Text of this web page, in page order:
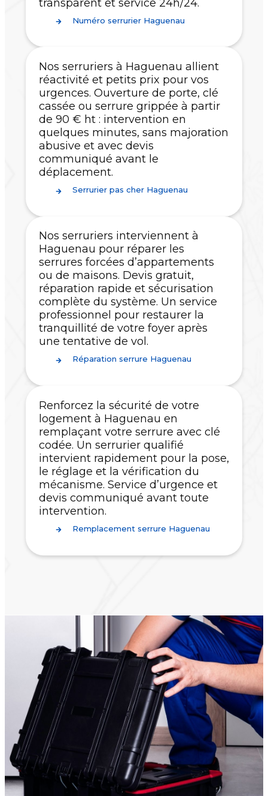
transparent et service 24h/24.
Numéro serrurier Haguenau
Nos serruriers à Haguenau allient
réactivité et petits prix pour vos
urgences. Ouverture de porte, clé
cassée ou serrure grippée à partir
de 90 € ht : intervention en
quelques minutes, sans majoration
abusive et avec devis
communiqué avant le
déplacement.
Serrurier pas cher Haguenau
Nos serruriers interviennent à
Haguenau pour réparer les
serrures forcées d’appartements
ou de maisons. Devis gratuit,
réparation rapide et sécurisation
complète du système. Un service
professionnel pour restaurer la
tranquillité de votre foyer après
une tentative de vol.
Réparation serrure Haguenau
Renforcez la sécurité de votre
logement à Haguenau en
remplaçant votre serrure avec clé
codée. Un serrurier qualifié
intervient rapidement pour la pose,
le réglage et la vérification du
mécanisme. Service d’urgence et
devis communiqué avant toute
intervention.
Remplacement serrure Haguenau